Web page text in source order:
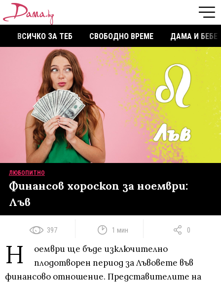
ВСИЧКО ЗА ТЕБ СВОБОДНО ВРЕМЕ ДАМА И БЕБЕ
ЛЮБОПИТНО
Финансов хороскоп за ноември:
Лъв
397 1 мин 0
Н
оември ще бъде изключително
плодотворен период за Лъвовете във
финансово отношение. Представителите на